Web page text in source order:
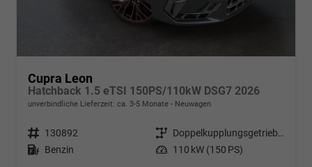
Cupra Leon
Hatchback 1.5 eTSI 150PS/110kW DSG7 2026
unverbindliche Lieferzeit: ca. 3-5 Monate Neuwagen
Fahrzeugnr. 130892 Getriebe
Doppelkupplungsgetriebe (DSG)
Kraftstoff Benzin Leistung 110 kW (150 PS)